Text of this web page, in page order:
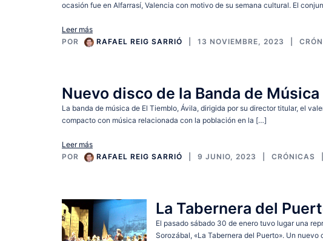
ocasión fue en Alfarrasí, Valencia con motivo de su semana cultural. El
Leer más
POR
RAFAEL REIG SARRIÓ 13 NOVIEMBRE, 2023
Nuevo disco de la Banda de
La banda de música de El Tiemblo, Ávila, dirigida por su director titular, el
compacto con música relacionada con la población en la […]
Leer más
POR
RAFAEL REIG SARRIÓ 9 JUNIO, 2023 CRÓNICAS
La Tabernera del
El pasado sábado 30 de enero tuvo lugar una
Sorozábal, «La Tabernera del Puerto». Un